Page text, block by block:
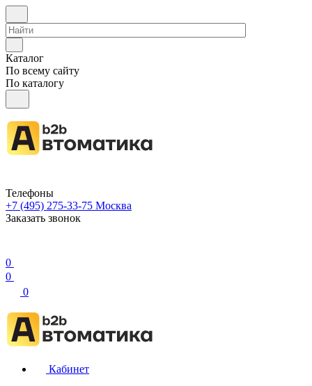
Каталог
По всему сайту
По каталогу
Телефоны
+7 (495) 275-33-75 Москва
Заказать звонок
0
0
0
Кабинет